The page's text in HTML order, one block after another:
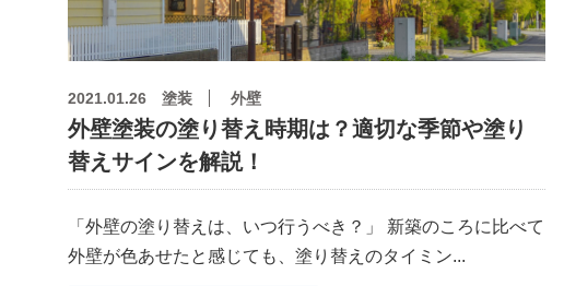
2021.01.26 塗装 外壁
外壁塗装の塗り替え時期は？適切な季節や塗り
替えサインを解説！
「外壁の塗り替えは、いつ行うべき？」 新築のころに比べて
外壁が色あせたと感じても、塗り替えのタイミン...